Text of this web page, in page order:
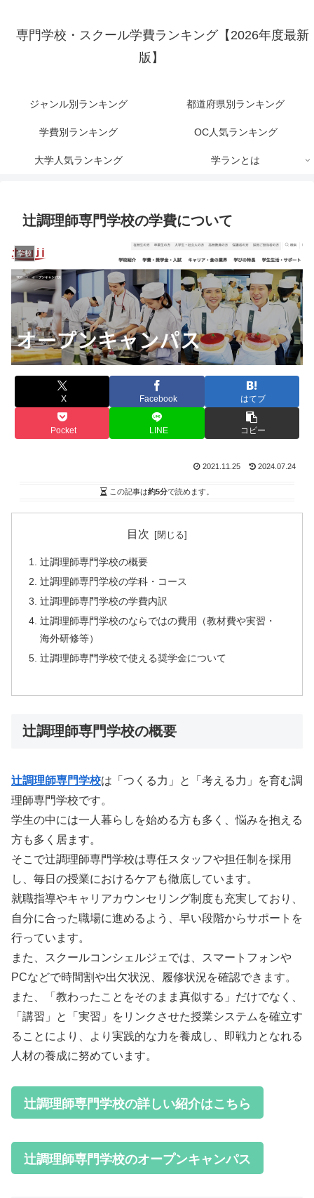
専門学校・スクール学費ランキング【2026年度最新
版】
ジャンル別ランキング 都道府県別ランキング
学費別ランキング OC人気ランキング
大学人気ランキング 学ランとは
辻調理師専門学校の学費について
学校
X Facebook はてブ
Pocket LINE コピー
2021.11.25 2024.07.24
この記事は約5分で読めます。
目次
辻調理師専門学校の概要
辻調理師専門学校の学科・コース
辻調理師専門学校の学費内訳
辻調理師専門学校のならではの費用（教材費や実習・
海外研修等）
辻調理師専門学校で使える奨学金について
辻調理師専門学校の概要
辻調理師専門学校は「つくる力」と「考える力」を育む調
理師専門学校です。
学生の中には一人暮らしを始める方も多く、悩みを抱える
方も多く居ます。
そこで辻調理師専門学校は専任スタッフや担任制を採用
し、毎日の授業におけるケアも徹底しています。
就職指導やキャリアカウンセリング制度も充実しており、
自分に合った職場に進めるよう、早い段階からサポートを
行っています。
また、スクールコンシェルジェでは、スマートフォンや
PCなどで時間割や出欠状況、履修状況を確認できます。
また、「教わったことをそのまま真似する」だけでなく、
「講習」と「実習」をリンクさせた授業システムを確立す
ることにより、より実践的な力を養成し、即戦力となれる
人材の養成に努めています。
辻調理師専門学校の詳しい紹介はこちら
辻調理師専門学校のオープンキャンパス